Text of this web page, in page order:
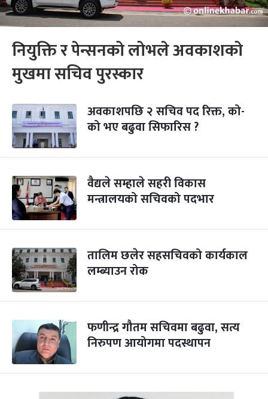
नियुक्ति र पेन्सनको लोभले अवकाशको
मुखमा सचिव पुरस्कार
अवकाशपछि २ सचिव पद रिक्त, को-
को भए बढुवा सिफारिस ?
वैद्यले सम्हाले सहरी विकास
मन्त्रालयको सचिवको पदभार
तालिम छलेर सहसचिवको कार्यकाल
लम्ब्याउन रोक
फणीन्द्र गौतम सचिवमा बढुवा, सत्य
निरुपण आयोगमा पदस्थापन